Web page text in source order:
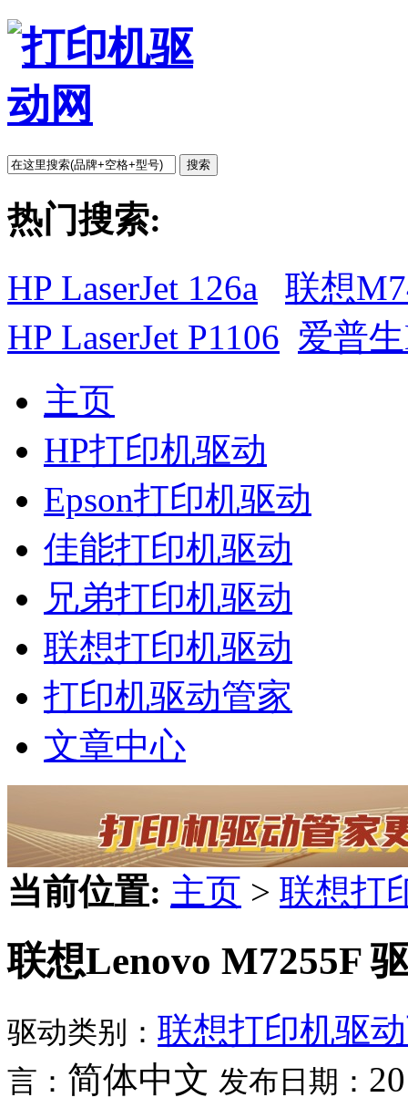
搜索
热门搜索:
HP LaserJet 126a
联想
HP LaserJet P1106 爱普
主页
HP打印机驱动
Epson打印机驱动
佳能打印机驱动
兄弟打印机驱动
联想打印机驱动
打印机驱动管家
文章中心
当前位置: 主页 > 联想打
联想Lenovo M7255F
驱动类别： 联想打印机驱
言： 简体中文 发布日期：